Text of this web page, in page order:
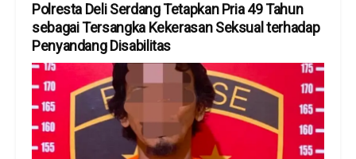
Polresta Deli Serdang Tetapkan Pria 49 Tahun
sebagai Tersangka Kekerasan Seksual terhadap
Penyandang Disabilitas